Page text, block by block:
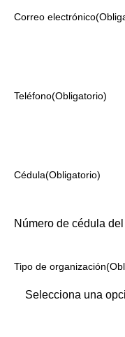
Correo electrónico
Teléfono(Obligatorio)
Cédula(Obligatorio)
Número de cédula
Tipo de organización